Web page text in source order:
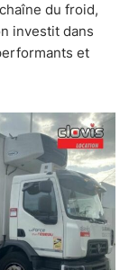
du froid,
investit dans
et